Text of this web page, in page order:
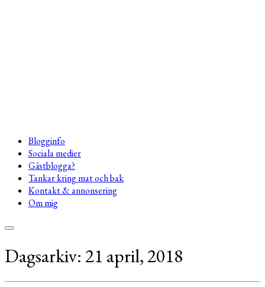
Blogginfo
Sociala medier
Gästblogga?
Tankar kring mat och bak
Kontakt & annonsering
Om mig
Dagsarkiv:21 april, 2018